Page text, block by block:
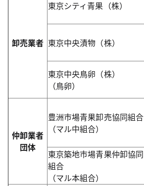
卸売業者
東京シティ青果（株）
東京中央漬物（株）
東京中央鳥卵（株）
（鳥卵）
仲卸業者
団体
豊洲市場青果卸売協同組合
（マル中組合）
東京築地市場青果仲卸協同
組合
（マル本組合）